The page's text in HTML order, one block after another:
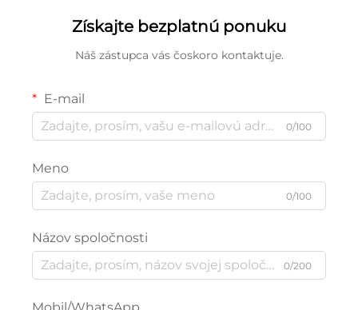
Získajte bezplatnú ponuku
Náš zástupca vás čoskoro kontaktuje.
E-mail
0/100
Meno
0/100
Názov spoločnosti
0/200